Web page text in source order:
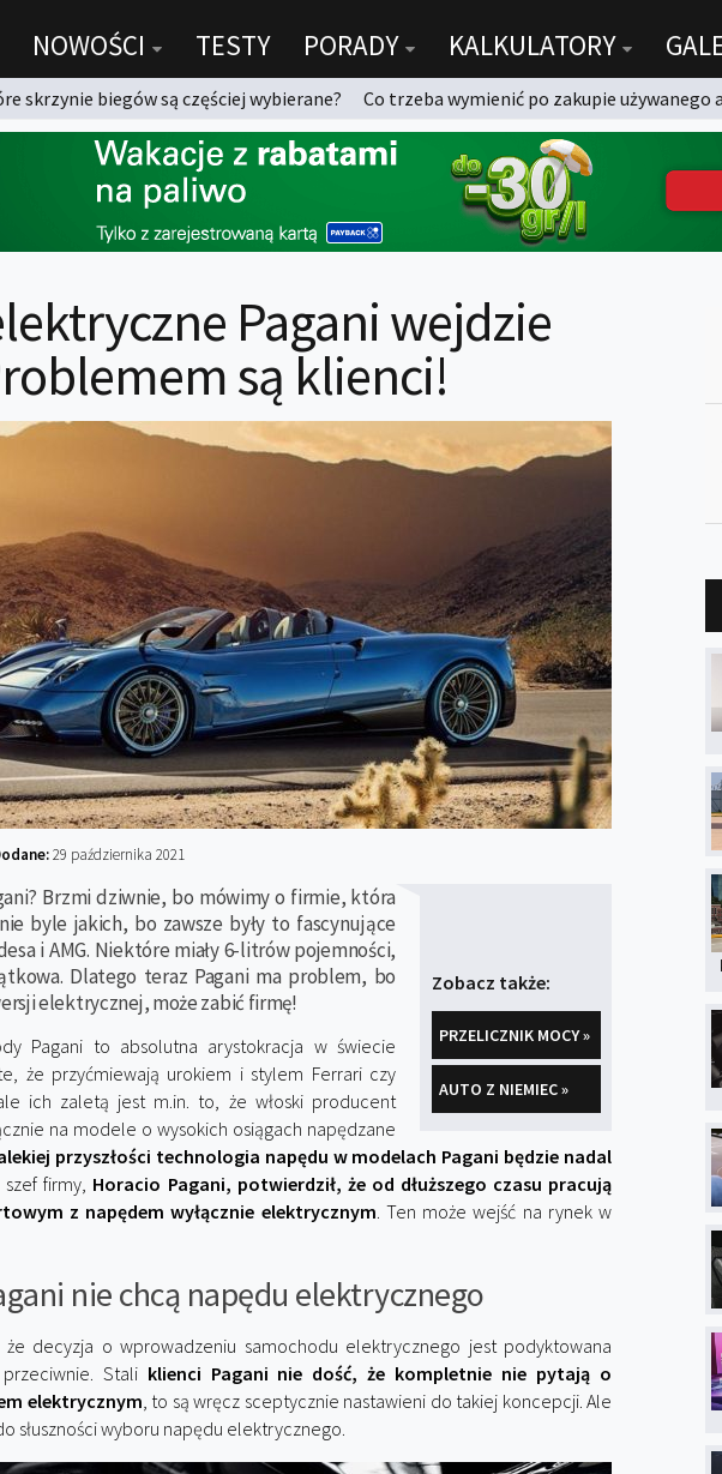
NOWOŚCI TESTY PORADY KALKULATORY
skrzynie biegów są częściej wybierane? Co trzeba wymienić po zakupie używanego
Pagani wejdzie
są klienci!
29 października 2021
Zobacz także:
PRZELICZNIK MOCY »
AUTO Z NIEMIEC »
Brzmi dziwnie, bo mówimy o firmie, która
byle jakich, bo zawsze były to fascynujące
i AMG. Niektóre miały 6-litrów pojemności,
Dlatego teraz Pagani ma problem, bo
elektrycznej, może zabić firmę!
Pagani to absolutna arystokracja w świecie
że przyćmiewają urokiem i stylem Ferrari czy
ich zaletą jest m.in. to, że włoski producent
na modele o wysokich osiągach napędzane
przyszłości technologia napędu w modelach Pagani będzie nadal
szef firmy, Horacio Pagani, potwierdził, że od dłuższego czasu pracują
z napędem wyłącznie elektrycznym. Ten może wejść na rynek w
nie chcą napędu elektrycznego
decyzja o wprowadzeniu samochodu elektrycznego jest podyktowana
Stali klienci Pagani nie dość, że kompletnie nie pytają o
elektrycznym, to są wręcz sceptycznie nastawieni do takiej koncepcji. Ale
słuszności wyboru napędu elektrycznego.